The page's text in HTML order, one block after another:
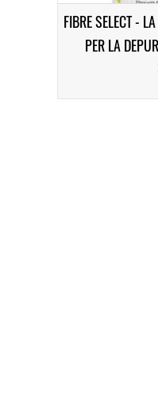
FIBRE SELECT -
PER LA